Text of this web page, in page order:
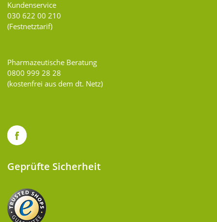
Kundenservice
030 622 00 210
(Festnetztarif)
Pharmazeutische Beratung
0800 999 28 28
(kostenfrei aus dem dt. Netz)
Geprüfte Sicherheit